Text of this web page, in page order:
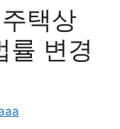
택상
률 변경